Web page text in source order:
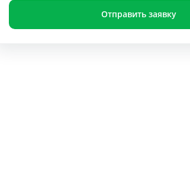
Отправить заявку